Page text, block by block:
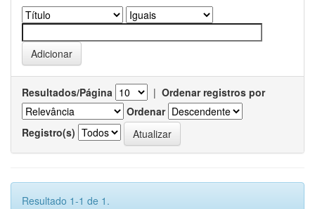
Resultados/Página | Ordenar registros por
Ordenar
Registro(s)
Resultado 1-1 de 1.